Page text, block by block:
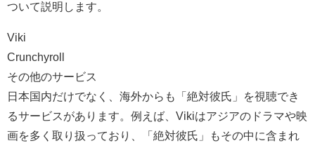
ついて説明します。
Viki
Crunchyroll
その他のサービス
日本国内だけでなく、海外からも「絶対彼氏」を視聴でき
るサービスがあります。例えば、Vikiはアジアのドラマや映
画を多く取り扱っており、「絶対彼氏」もその中に含まれ